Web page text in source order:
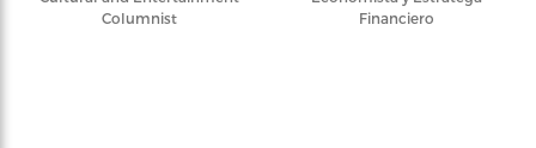
Columnist
Financiero